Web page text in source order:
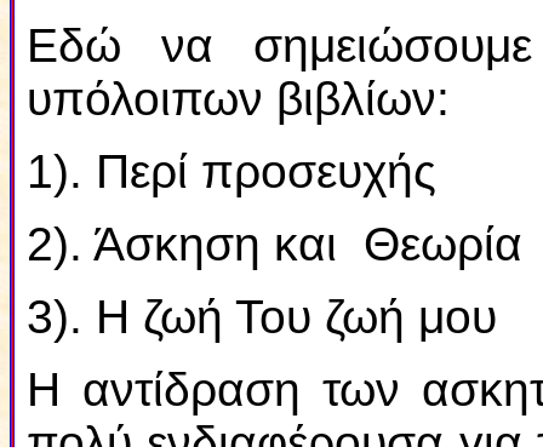
Εδώ να
υπόλοιπων βιβλίων:
1). Περί προσευχής
2). Άσκηση και Θεωρία
3). Η ζωή Του ζωή μου
Η αντίδραση των